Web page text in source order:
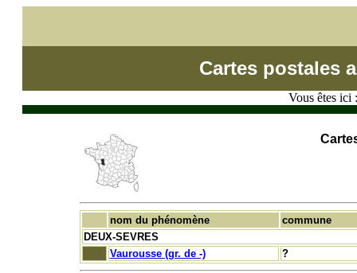
Cartes postales
Vous êtes ici
nom du phénomène
commune
DEUX-SEVRES
Vaurousse (gr. de -)
?